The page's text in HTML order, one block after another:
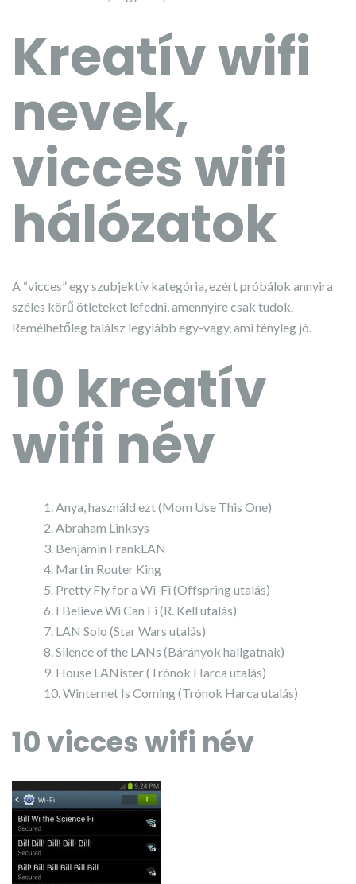
Kreatív wifi
nevek,
vicces wifi
hálózatok
A “vicces” egy szubjektív kategória, ezért próbálok annyira
széles körű ötleteket lefedni, amennyire csak tudok.
Remélhetőleg találsz legylább egy-vagy, ami tényleg jó.
10 kreatív
wifi név
Anya, használd ezt (Mom Use This One)
Abraham Linksys
Benjamin FrankLAN
Martin Router King
Pretty Fly for a Wi-Fi (Offspring utalás)
I Believe Wi Can Fi (R. Kell utalás)
LAN Solo (Star Wars utalás)
Silence of the LANs (Bárányok hallgatnak)
House LANister (Trónok Harca utalás)
Winternet Is Coming (Trónok Harca utalás)
10 vicces wifi név